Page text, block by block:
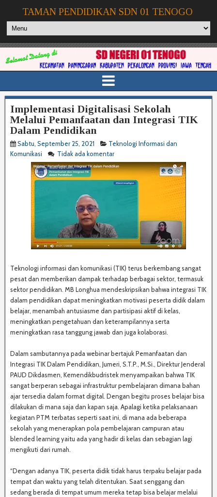
TAMAN PENDIDIKAN SDN 01 TENOGO
Implementasi Digitalisasi Sekolah
Melalui Pemanfaatan dan Integrasi TIK
Dalam Pendidikan
Sabtu, September 25, 2021
Teknologi Informasi dan
Komunikasi
Tidak ada komentar
Teknologi informasi dan komunikasi (TIK) terus berkembang sangat
pesat dan memberikan dampak terhadap berbagai sektor, termasuk
sektor pendidikan. MB Longhua mendeskripsikan bahwa integrasi TIK
dalam pendidikan dapat meningkatkan motivasi peserta didik dalam
belajar, menambah antusiasme dan partisipasi aktif di kelas,
meningkatkan pengetahuan dan keterampilannya serta
meningkatkan rasa tanggung jawab dan juga kolaborasi.
Dalam sambutannya pada webinar bertajuk Pemanfaatan dan
Integrasi TIK Dalam Pendidikan, Jumeri, S.T.P., M.Si., Direktur Jenderal
PAUD Dikdasmen, Kemendikbudristek menyampaikan bahwa TIK
sangat berperan sebagai infrastruktur pembelajaran dimana bahan
ajar tersedia dalam format digital. Dengan begitu proses belajar bisa
dilakukan di mana saja dan kapan saja. Apalagi ketika pelaksanaan
kegiatan PTM terbatas seperti saat ini, di mana ada beberapa
sekolah yang menerapkan pola pembelajaran campuran atau
blended learning yaitu ada yang hadir di kelas dan sebagian lagi
mengikuti dari rumah.
“Dengan adanya TIK, peserta didik tidak harus terpaku belajar pada
tempat dan waktu yang telah ditentukan. Saat senggang dan
sedang berada di tempat umum mereka tetap bisa belajar melalui